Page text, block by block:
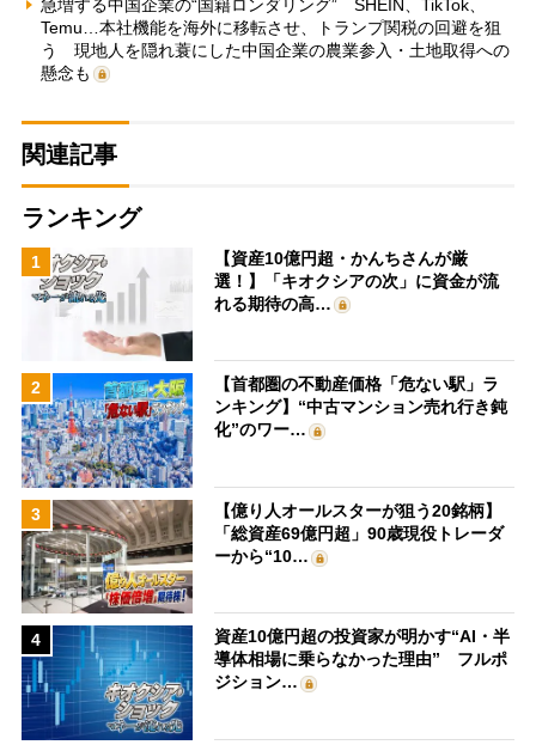
急増する中国企業の“国籍ロンダリング” SHEIN、TikTok、
Temu…本社機能を海外に移転させ、トランプ関税の回避を狙
う 現地人を隠れ蓑にした中国企業の農業参入・土地取得への
懸念も
関連記事
ランキング
1
【資産10億円超・かんちさんが厳
選！】「キオクシアの次」に資金が流
れる期待の高…
2
【首都圏の不動産価格「危ない駅」ラ
ンキング】“中古マンション売れ行き鈍
化”のワー…
3
【億り人オールスターが狙う20銘柄】
「総資産69億円超」90歳現役トレーダ
ーから“10…
4
資産10億円超の投資家が明かす“AI・半
導体相場に乗らなかった理由” フルポ
ジション…